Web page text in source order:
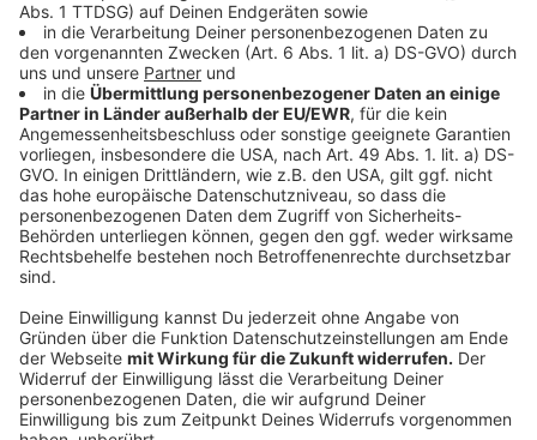
macht die Stadt Mettmann aufmerksam. Die Aktion
läuft bereits. Die Adventstüten gibt es, solange der
Vorrat reicht. Sie enthalten kleine Überraschungen und
werden bei einem Einkauf kostenlos in den
teilnehmenden Geschäften überreicht. In diesem Jahr
machen 25 Geschäfte mit.
Die Adventstüten gibt es in diesem Jahr bei:Alana
Kosmetik, art reisen, Aßfelder Optik, Bella Moden,
Berghöfer Optic, Biber Apotheke, Bine’s Boutique,
Hoffstaedter Modehaus, Juwelier Kortenhaus,
Kinderleicht, Landseife, Lederwaren Bergemann,
Leonidas Pralinen, mettmann-sport e.V., Miss Fox,
Nähzentrum Liluschka, Nentwig Fotografie,